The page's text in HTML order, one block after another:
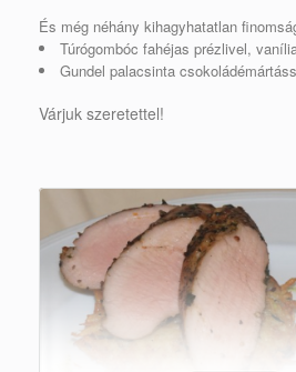
És még néhány kihagyhatatlan
Túrógombóc fahéjas prézlivel,
Gundel palacsinta
Várjuk szeretettel!